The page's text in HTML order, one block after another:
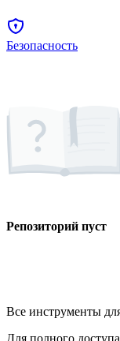
Безопасность
Репозиторий пуст
Все инструменты
Для полного